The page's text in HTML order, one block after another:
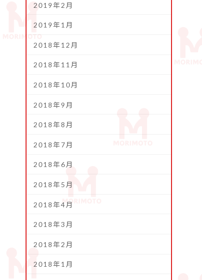
2019年2月
2019年1月
2018年12月
2018年11月
2018年10月
2018年9月
2018年8月
2018年7月
2018年6月
2018年5月
2018年4月
2018年3月
2018年2月
2018年1月